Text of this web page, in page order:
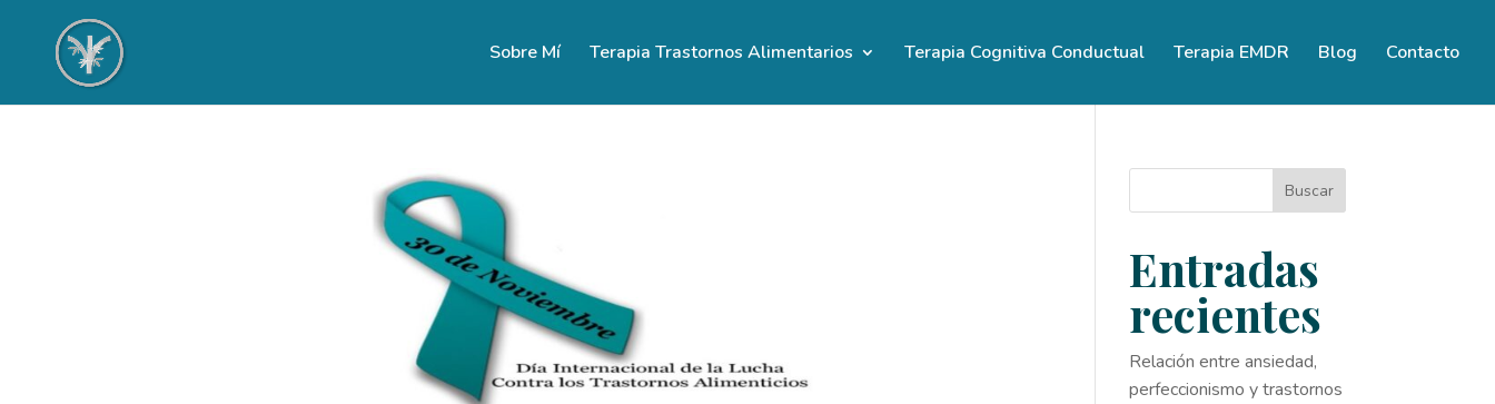
Sobre Mí Terapia Trastornos Alimentarios Terapia Cognitiva Conductual Terapia EMDR Blog Contacto
Buscar
Entradas
recientes
Relación entre ansiedad,
perfeccionismo y trastornos